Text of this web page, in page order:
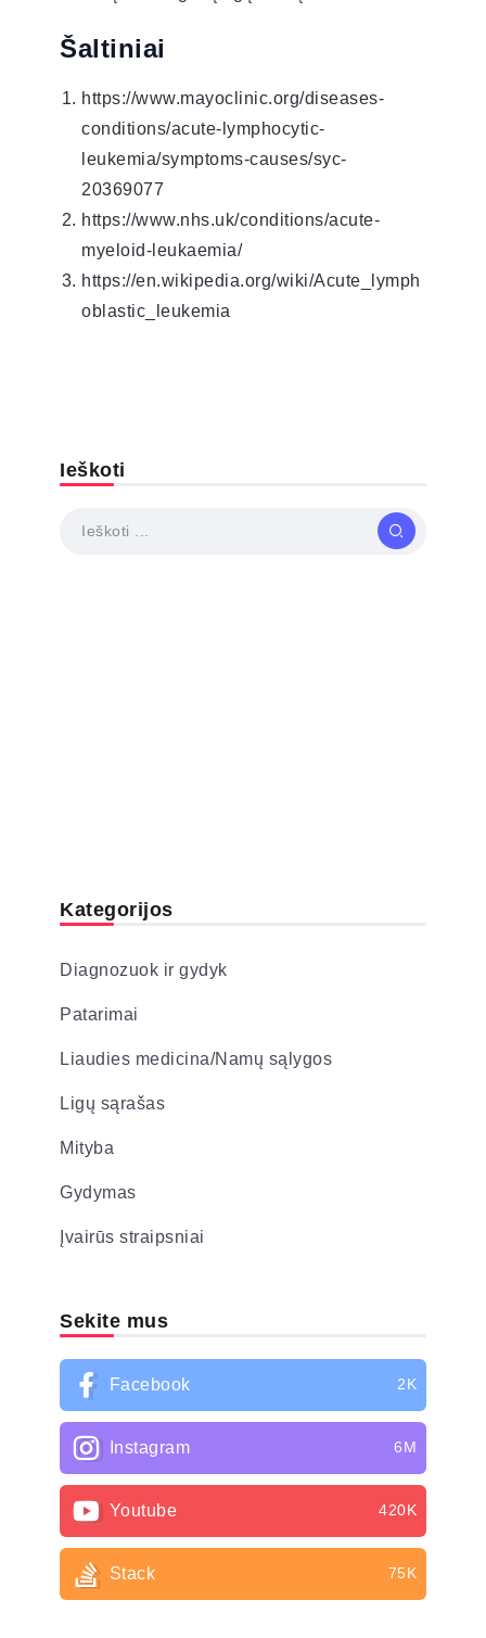
Šaltiniai
https://www.mayoclinic.org/diseases-
conditions/acute-lymphocytic-
leukemia/symptoms-causes/syc-
20369077
https://www.nhs.uk/conditions/acute-
myeloid-leukaemia/
https://en.wikipedia.org/wiki/Acute_lymph
oblastic_leukemia
Ieškoti
Kategorijos
Diagnozuok ir gydyk
Patarimai
Liaudies medicina/Namų sąlygos
Ligų sąrašas
Mityba
Gydymas
Įvairūs straipsniai
Sekite mus
Facebook 2K
Instagram 6M
Youtube 420K
Stack 75K